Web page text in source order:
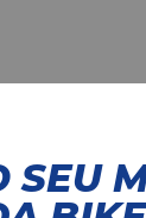
SEU